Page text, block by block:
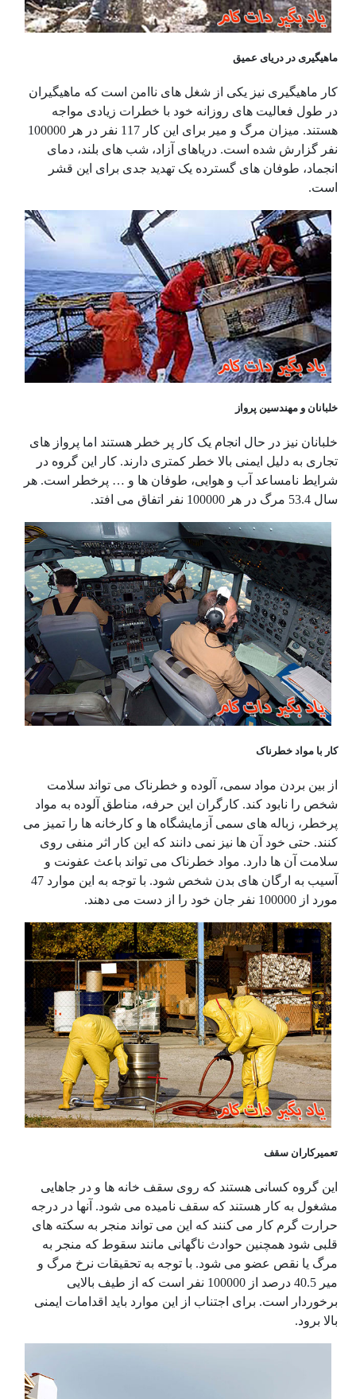
ماهیگیری در دریای عمیق
کار ماهیگیری نیز یکی از شغل های ناامن است که ماهیگیران
در طول فعالیت های روزانه خود با خطرات زیادی مواجه
هستند. میزان مرگ و میر برای این کار 117 نفر در هر 100000
نفر گزارش شده است. دریاهای آزاد، شب های بلند، دمای
انجماد، طوفان های گسترده یک تهدید جدی برای این قشر
است.
خلبانان و مهندسین پرواز
خلبانان نیز در حال انجام یک کار پر خطر هستند اما پرواز های
تجاری به دلیل ایمنی بالا خطر کمتری دارند. کار این گروه در
شرایط نامساعد آب و هوایی، طوفان ها و … پرخطر است. هر
سال 53.4 مرگ در هر 100000 نفر اتفاق می افتد.
کار با مواد خطرناک
از بین بردن مواد سمی، آلوده و خطرناک می تواند سلامت
شخص را نابود کند. کارگران این حرفه، مناطق آلوده به مواد
پرخطر، زباله های سمی آزمایشگاه ها و کارخانه ها را تمیز می
کنند. حتی خود آن ها نیز نمی دانند که این کار اثر منفی روی
سلامت آن ها دارد. مواد خطرناک می تواند باعث عفونت و
آسیب به ارگان های بدن شخص شود. با توجه به این موارد 47
مورد از 100000 نفر جان خود را از دست می دهند.
تعمیرکاران سقف
این گروه کسانی هستند که روی سقف خانه ها و در جاهایی
مشغول به کار هستند که سقف نامیده می شود. آنها در درجه
حرارت گرم کار می کنند که این می تواند منجر به سکته های
قلبی شود همچنین حوادث ناگهانی مانند سقوط که منجر به
مرگ یا نقص عضو می شود. با توجه به تحقیقات نرخ مرگ و
میر 40.5 درصد از 100000 نفر است که از طیف بالایی
برخوردار است. برای اجتناب از این موارد باید اقدامات ایمنی
بالا برود.